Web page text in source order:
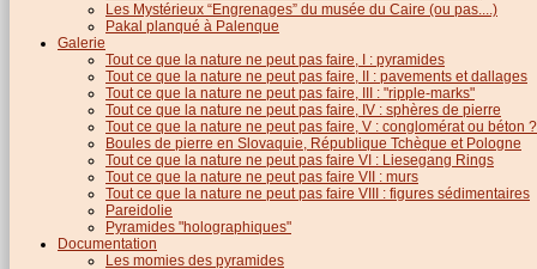
Les Mystérieux “Engrenages” du musée du Caire (ou pas....)
Pakal planqué à Palenque
Galerie
Tout ce que la nature ne peut pas faire, I : pyramides
Tout ce que la nature ne peut pas faire, II : pavements et dallages
Tout ce que la nature ne peut pas faire, III : "ripple-marks"
Tout ce que la nature ne peut pas faire, IV : sphères de pierre
Tout ce que la nature ne peut pas faire, V : conglomérat ou béton ?
Boules de pierre en Slovaquie, République Tchèque et Pologne
Tout ce que la nature ne peut pas faire VI : Liesegang Rings
Tout ce que la nature ne peut pas faire VII : murs
Tout ce que la nature ne peut pas faire VIII : figures sédimentaires
Pareidolie
Pyramides "holographiques"
Documentation
Les momies des pyramides